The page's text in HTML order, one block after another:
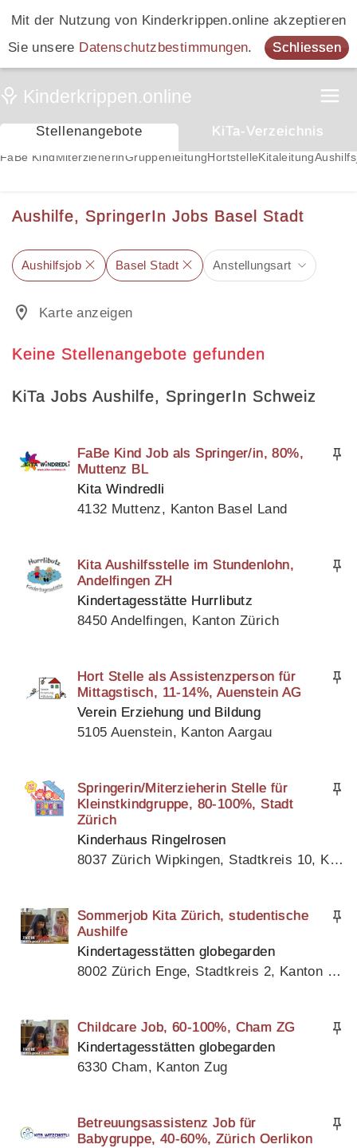
Mit der Nutzung von Kinderkrippen.online akzeptieren
Sie unsere Datenschutzbestimmungen. Schliessen
Stellenangebote KiTa-Verzeichnis
FaBe Kind MiterzieherinGruppenleitung Hortstelle Kitaleitung
Aushilfe, SpringerIn Jobs Basel Stadt
Aushilfsjob Basel Stadt Anstellungsart
Karte anzeigen
Keine Stellenangebote gefunden
KiTa Jobs Aushilfe, SpringerIn Schweiz
FaBe Kind Job als Springer/in, 80%,
Muttenz BL
Kita Windredli
4132 Muttenz, Kanton Basel Land
Kita Aushilfsstelle im Stundenlohn,
Andelfingen ZH
Kindertagesstätte Hurrlibutz
8450 Andelfingen, Kanton Zürich
Hort Stelle als Assistenzperson für
Mittagstisch, 11-14%, Auenstein AG
Verein Erziehung und Bildung
5105 Auenstein, Kanton Aargau
Springerin/Miterzieherin Stelle für
Kleinstkindgruppe, 80-100%, Stadt
Zürich
Kinderhaus Ringelrosen
8037 Zürich Wipkingen, Stadtkreis 10, Kanton Zürich
Sommerjob Kita Zürich, studentische
Aushilfe
Kindertagesstätten globegarden
8002 Zürich Enge, Stadtkreis 2, Kanton Zürich
Childcare Job, 60-100%, Cham ZG
Kindertagesstätten globegarden
6330 Cham, Kanton Zug
Betreuungsassistenz Job für
Babygruppe, 40-60%, Zürich Oerlikon